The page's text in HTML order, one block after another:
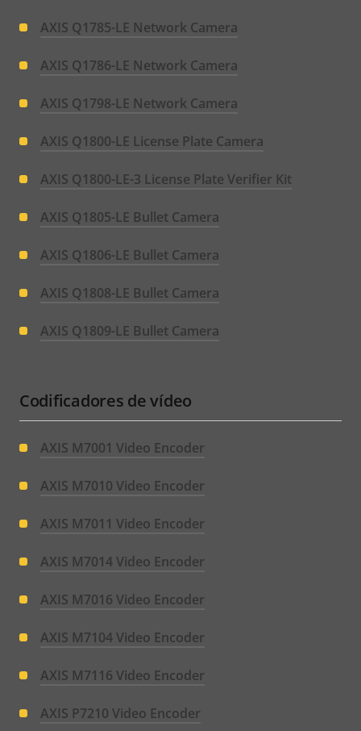
AXIS Q1785-LE Network Camera
AXIS Q1786-LE Network Camera
AXIS Q1798-LE Network Camera
AXIS Q1800-LE License Plate Camera
AXIS Q1800-LE-3 License Plate Verifier Kit
AXIS Q1805-LE Bullet Camera
AXIS Q1806-LE Bullet Camera
AXIS Q1808-LE Bullet Camera
AXIS Q1809-LE Bullet Camera
Codificadores de vídeo
AXIS M7001 Video Encoder
AXIS M7010 Video Encoder
AXIS M7011 Video Encoder
AXIS M7014 Video Encoder
AXIS M7016 Video Encoder
AXIS M7104 Video Encoder
AXIS M7116 Video Encoder
AXIS P7210 Video Encoder